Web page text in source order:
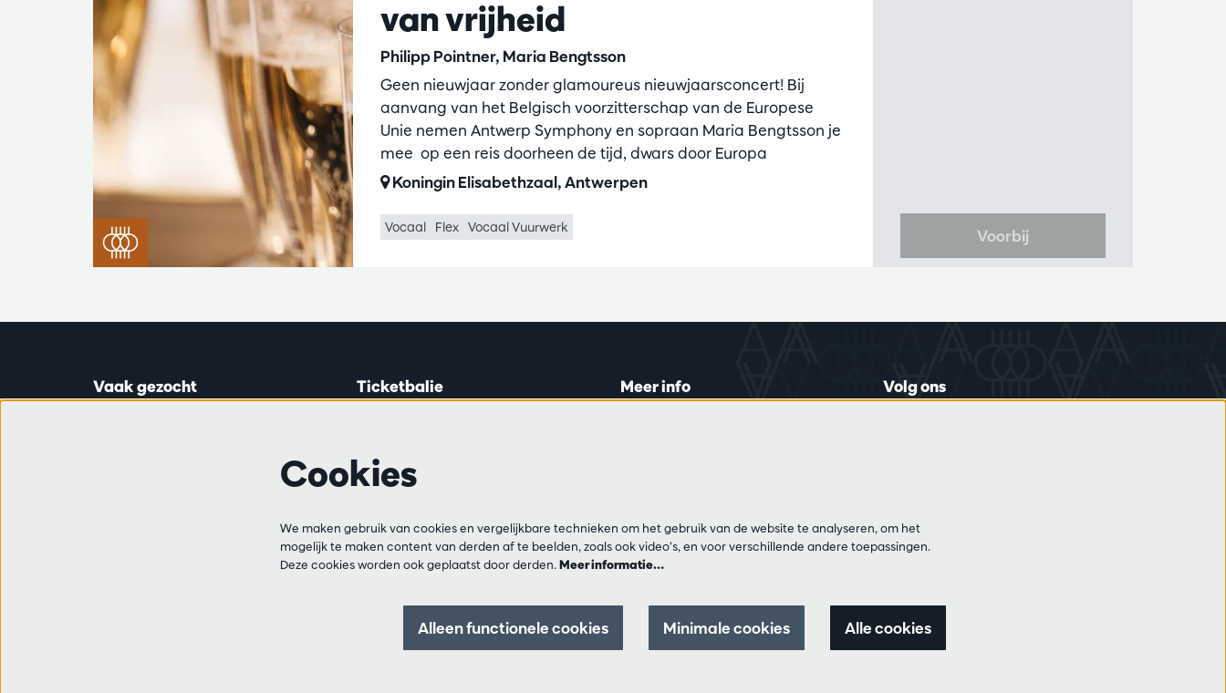
van vrijheid
Philipp Pointner, Maria Bengtsson
Geen nieuwjaar zonder glamoureus nieuwjaarsconcert! Bij
aanvang van het Belgisch voorzitterschap van de Europese
Unie nemen Antwerp Symphony en sopraan Maria Bengtsson je
mee op een reis doorheen de tijd, dwars door Europa
Koningin Elisabethzaal, Antwerpen
Vocaal Flex Vocaal Vuurwerk Voorbij
Vaak gezocht Ticketbalie
van 14:00 tot 16:45.
+32 3 213 54 06
Bereikbaar op di, do en vr
van 14:00 tot 17:00.
Meer info Volg ons
Cookies
We maken gebruik van cookies en vergelijkbare technieken om het gebruik van de website te analyseren, om het
mogelijk te maken content van derden af te beelden, zoals ook video’s, en voor verschillende andere toepassingen.
Deze cookies worden ook geplaatst door derden.Meer informatie…
Alleen functionele cookies Minimale cookies Alle cookies